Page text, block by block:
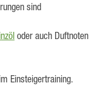
sind
oder auch Duftnoten
Einsteigertraining.